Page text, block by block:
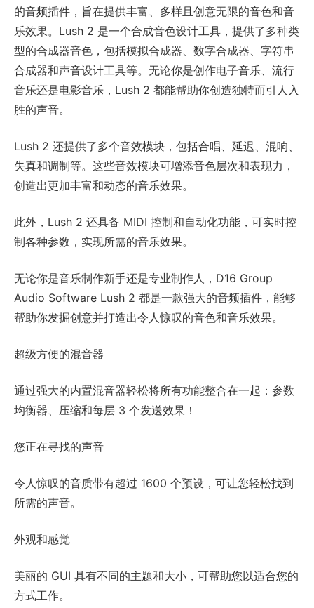
的音频插件，旨在提供丰富、多样且创意无限的音色和音
乐效果。Lush 2 是一个合成音色设计工具，提供了多种类
型的合成器音色，包括模拟合成器、数字合成器、字符串
合成器和声音设计工具等。无论你是创作电子音乐、流行
音乐还是电影音乐，Lush 2 都能帮助你创造独特而引人入
胜的声音。
Lush 2 还提供了多个音效模块，包括合唱、延迟、混响、
失真和调制等。这些音效模块可增添音色层次和表现力，
创造出更加丰富和动态的音乐效果。
此外，Lush 2 还具备 MIDI 控制和自动化功能，可实时控
制各种参数，实现所需的音乐效果。
无论你是音乐制作新手还是专业制作人，D16 Group
Audio Software Lush 2 都是一款强大的音频插件，能够
帮助你发掘创意并打造出令人惊叹的音色和音乐效果。
超级方便的混音器
通过强大的内置混音器轻松将所有功能整合在一起：参数
均衡器、压缩和每层 3 个发送效果！
您正在寻找的声音
令人惊叹的音质带有超过 1600 个预设，可让您轻松找到
所需的声音。
外观和感觉
美丽的 GUI 具有不同的主题和大小，可帮助您以适合您的
方式工作。